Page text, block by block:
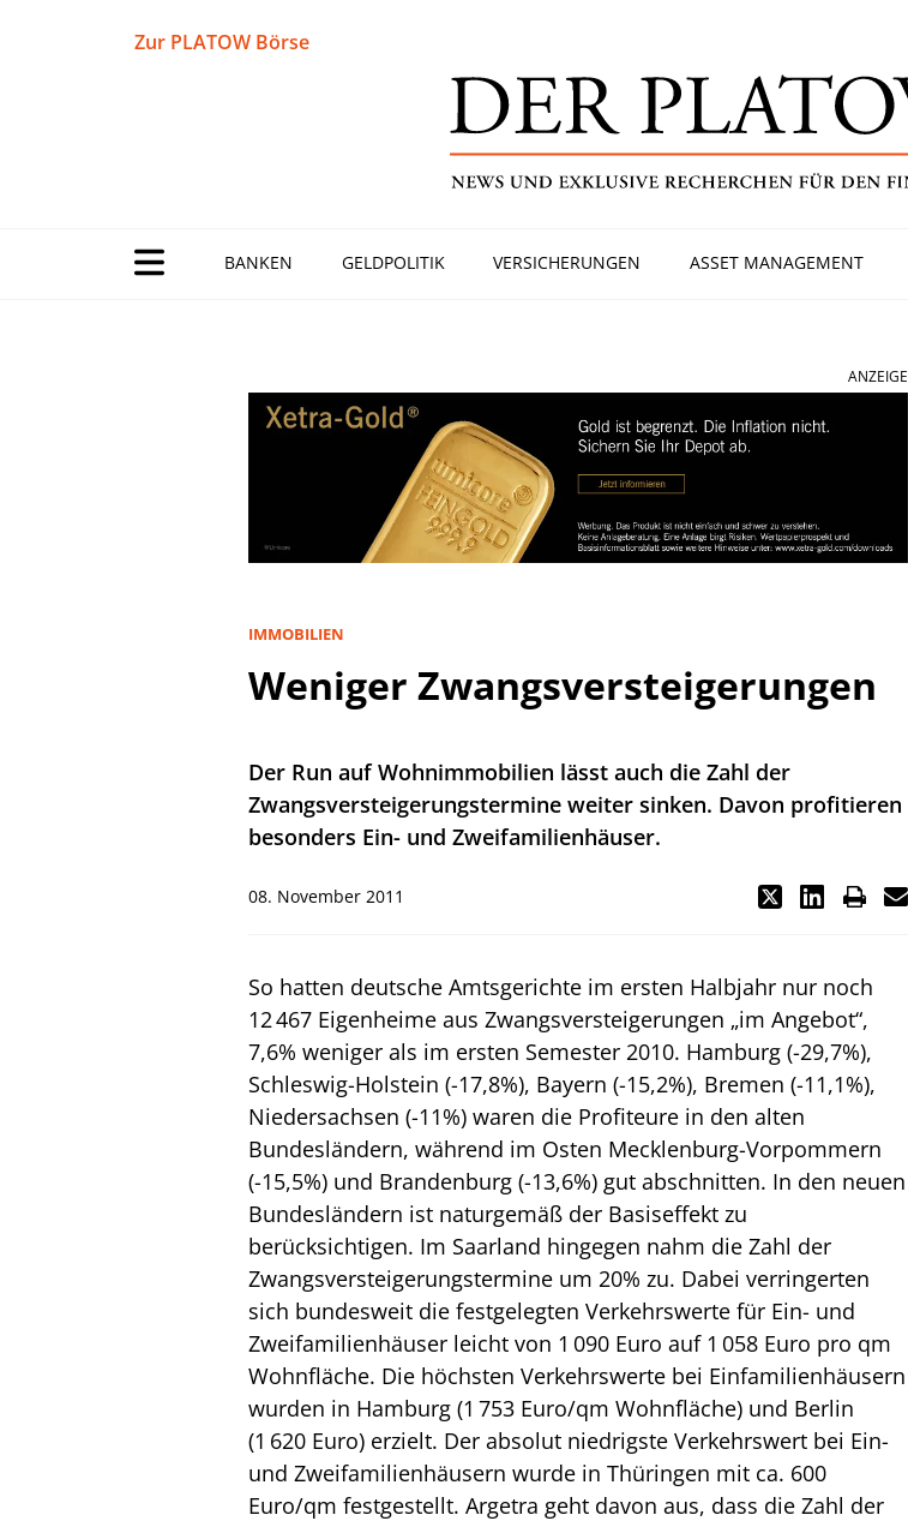
Zur PLATOW Börse
BANKEN GELDPOLITIK VERSICHERUNGEN ASSET MANAGEMENT
ANZEIGE
IMMOBILIEN
Weniger Zwangsversteigerungen
Der Run auf Wohnimmobilien lässt auch die Zahl der
Zwangsversteigerungstermine weiter sinken. Davon profitieren
besonders Ein- und Zweifamilienhäuser.
08. November 2011
So hatten deutsche Amtsgerichte im ersten Halbjahr nur noch
12 467 Eigenheime aus Zwangsversteigerungen „im Angebot“,
7,6% weniger als im ersten Semester 2010. Hamburg (-29,7%),
Schleswig-Holstein (-17,8%), Bayern (-15,2%), Bremen (-11,1%),
Niedersachsen (-11%) waren die Profiteure in den alten
Bundesländern, während im Osten Mecklenburg-Vorpommern
(-15,5%) und Brandenburg (-13,6%) gut abschnitten. In den neuen
Bundesländern ist naturgemäß der Basiseffekt zu
berücksichtigen. Im Saarland hingegen nahm die Zahl der
Zwangsversteigerungstermine um 20% zu. Dabei verringerten
sich bundesweit die festgelegten Verkehrswerte für Ein- und
Zweifamilienhäuser leicht von 1 090 Euro auf 1 058 Euro pro qm
Wohnfläche. Die höchsten Verkehrswerte bei Einfamilienhäusern
wurden in Hamburg (1 753 Euro/qm Wohnfläche) und Berlin
(1 620 Euro) erzielt. Der absolut niedrigste Verkehrswert bei Ein-
und Zweifamilienhäusern wurde in Thüringen mit ca. 600
Euro/qm festgestellt. Argetra geht davon aus, dass die Zahl der